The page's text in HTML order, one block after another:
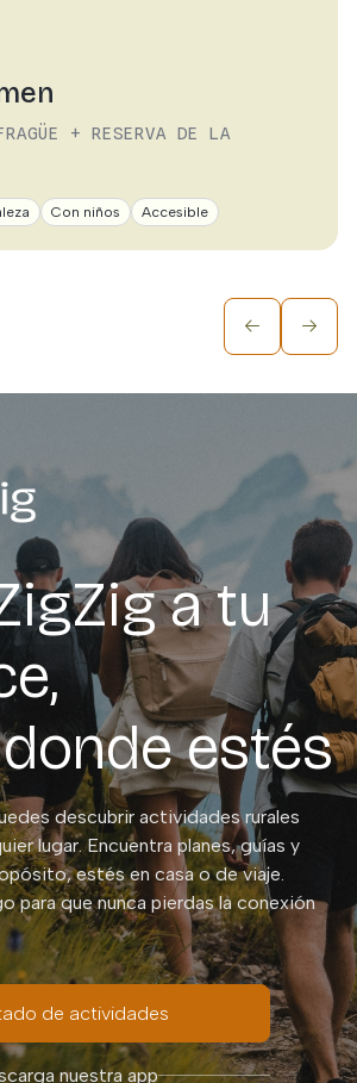
+ RESERVA DE LA
Con niños Accesible
a tu
estés
descubrir actividades rurales
lugar. Encuentra planes, guías y
estés en casa o de viaje.
para que nunca pierdas la conexión
de actividades
nuestra app